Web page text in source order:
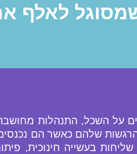
לאלף
על השכל, התנהלות
שלהם כאשר הם
בעשייה חינוכית,